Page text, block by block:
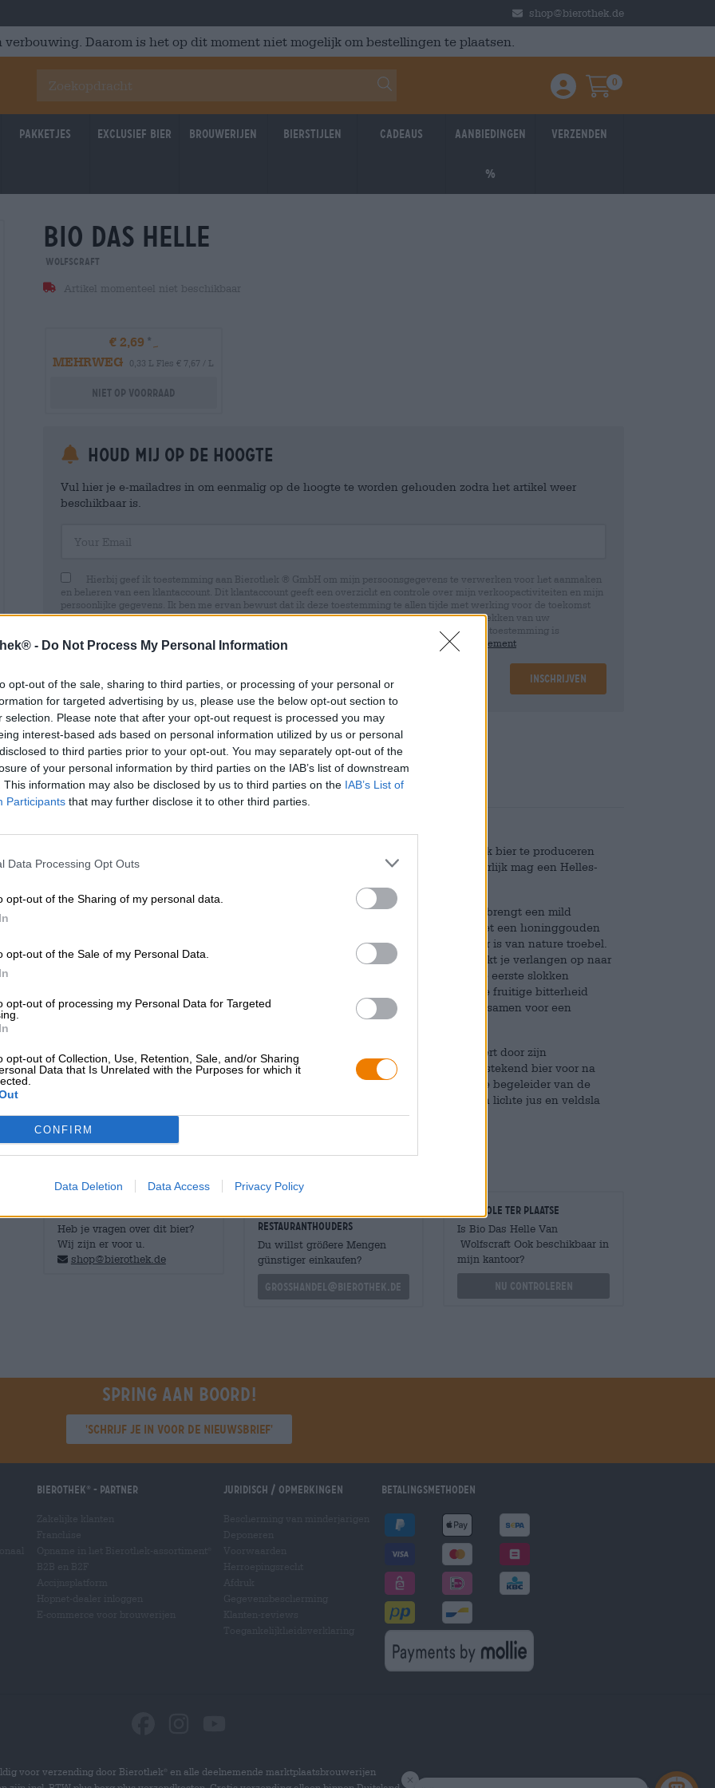
- Do Not Process My Personal Information
opt-out of the sale, sharing to third parties, or processing of your personal or
for targeted advertising by us, please use the below opt-out section to
selection. Please note that after your opt-out request is processed you may
interest-based ads based on personal information utilized by us or personal
to third parties prior to your opt-out. You may separately opt-out of the
of your personal information by third parties on the IAB’s list of downstream
This information may also be disclosed by us to third parties on the IAB’s List of
Participants that may further disclose it to other third parties.
Data Processing Opt Outs
opt-out of the Sharing of my personal data.
opt-out of the Sale of my Personal Data.
opt-out of processing my Personal Data for Targeted
opt-out of Collection, Use, Retention, Sale, and/or Sharing
Data that Is Unrelated with the Purposes for which it
CONFIRM
Data Deletion Data Access Privacy Policy
shop@bierothek.de
Daarom is het op dit moment niet mogelijk om bestellingen te plaatsen.
Einloggen / Anmelden
Warenkorb
0
Pakketjes Exclusief Bier Brouwerijen Bierstijlen Cadeaus Aanbiedingen
%
Verzenden
bio das helle
Wolfscraft
Artikel momenteel niet beschikbaar
€ 2,69
MEHRWEG
0,33 L Fles € 7,67 / L
Niet op voorraad
Houd mij op de hoogte
Vul hier je e-mailadres in om eenmalig op de hoogte te worden gehouden zodra het artikel weer
beschikbaar is.
Hierbij geef ik toestemming aan Bierothek ® GmbH om mijn persoonsgegevens te verwerken voor het aanmaken
en beheren van een klantaccount. Dit klantaccount geeft een overzicht en controle over mijn verkoopactiviteiten en mijn
persoonlijke gegevens. Ik ben me ervan bewust dat ik deze toestemming te allen tijde met werking voor de toekomst
kan intrekken door een e-mail te sturen naar shop@bierothek.de. Wij informeren u dat het intrekken van uw
toestemming geen invloed heeft op de rechtmatigheid van de verwerking die op basis van uw toestemming is
uitgevoerd tot het moment van intrekking. Meer informatie vindt u in onze
data protection statement
Inschrijven
* Prijzen zijn inclusief wettelijke BTW. PlusScheepvaart plusDeponeren
* Prijzen zijn inclusief accijns
Omschrijving Info Beoordelingen (0)
De missie van de in München gevestigde brouwerij Wolfscraft is om ambachtelijk bier te produceren
met karakter en smaak, en zo Duitse klassiekers nieuw leven in te blazen. Natuurlijk mag een Helles-
De Helle! van Wolfscraft geeft een frisse kijk op de traditionele Beierse Helle en brengt een mild
alcoholpercentage van 4,9% in het glas. Visueel is het brouwsel aantrekkelijk met een honinggouden
kleur, koperkleurige reflecties en een luchtige, zuiverwitte schuimkraag. Het bier is van nature troebel.
Een compositie van tropisch fruit en pittige citrusvruchten streelt de neus en wekt je verlangen op naar
de eerste slok. Een smaaktest onthult een heerlijk evenwichtige bierervaring. De eerste slokken
worden gedomineerd door robuuste hop, maar daarna komt de mout erbij, die de fruitige bitterheid
elegant in evenwicht brengt. Zachte granen, exotisch fruit en citrusschil zorgen samen voor een
Wolfcrafts Das Helle! is een moderne vertegenwoordiger van zijn stijl, die schittert door zijn
doordrinkbaarheid en subtiel uitgebalanceerde smaken. Het brouwsel is een uitstekend bier voor na
het werk, maar kan ook geserveerd worden bij mildere gerechten. Onze favoriete begeleider van de
Helle is kip: krokante, in de oven gebraden kip met rozemarijnaardappeltjes, een lichte jus en veldsla
in vinaigrette gaan hand in hand met de smaken van het bier.
Heb je vragen over dit bier?
Wij zijn er voor u.
shop@bierothek.de
restauranthouders
Du willst größere Mengen
günstiger einkaufen?
grosshandel@bierothek.de
Controle ter plaatse
Is Bio Das Helle Van
Wolfscraft Ook beschikbaar in
mijn kantoor?
Nu controleren
Spring aan boord!
'Schrijf je in voor de nieuwsbrief'
Bierothek - Partner Juridisch / Opmerkingen Betalingsmethoden
voor verzending door Bierothek
en alle deelnemende marktplaatsbrouwerijen